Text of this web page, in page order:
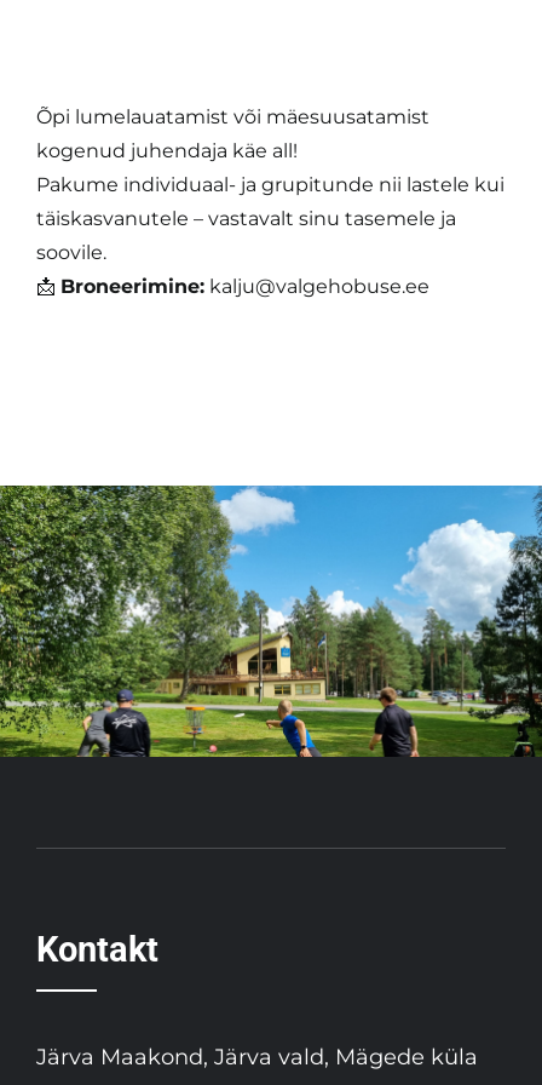
Õpi lumelauatamist või mäesuusatamist
kogenud juhendaja käe all!
Pakume individuaal- ja grupitunde nii lastele kui
täiskasvanutele – vastavalt sinu tasemele ja
soovile.
📩 Broneerimine: kalju@valgehobuse.ee
Kontakt
Järva Maakond, Järva vald, Mägede küla